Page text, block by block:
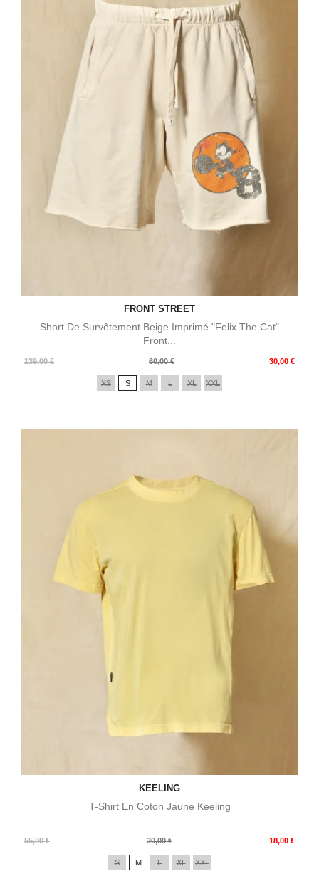
FRONT STREET
Short De Survêtement Beige Imprimé "Felix The Cat"
Front...
139,00 €
Prix
60,00 € 30,00 €
Prix
XS S M L XL XXL
KEELING
T-Shirt En Coton Jaune Keeling
55,00 €
Prix
30,00 € 18,00 €
Prix
S M L XL XXL